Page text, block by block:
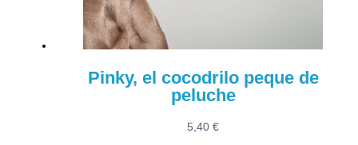
Pinky, el cocodrilo peque de
peluche
5,40 €